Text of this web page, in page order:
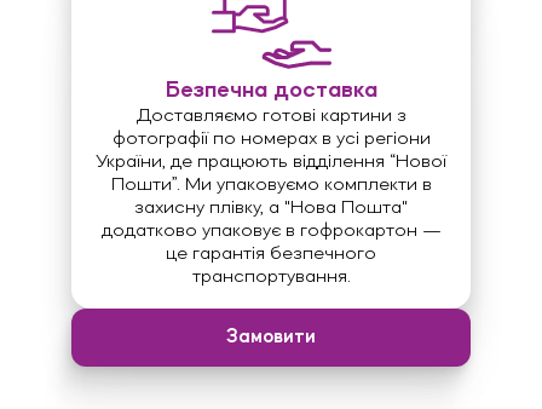
Безпечна доставка
Доставляємо готові картини з
фотографії по номерах в усі регіони
України, де працюють відділення “Нової
Пошти”. Ми упаковуємо комплекти в
захисну плівку, а "Нова Пошта"
додатково упаковує в гофрокартон —
це гарантія безпечного
транспортування.
Замовити